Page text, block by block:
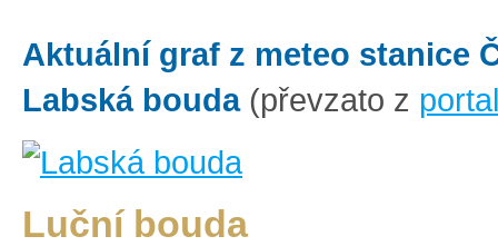
Aktuální graf z meteo stanice
Labská bouda(převzato z
Luční bouda